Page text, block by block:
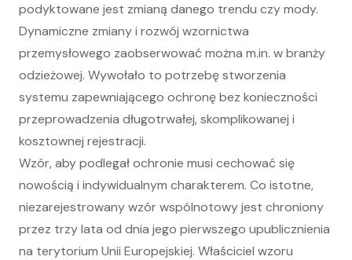
podyktowane jest zmianą danego trendu czy mody.
Dynamiczne zmiany i rozwój wzornictwa
przemysłowego zaobserwować można m.in. w branży
odzieżowej. Wywołało to potrzebę stworzenia
systemu zapewniającego ochronę bez konieczności
przeprowadzenia długotrwałej, skomplikowanej i
kosztownej rejestracji.
Wzór, aby podlegał ochronie musi cechować się
nowością i indywidualnym charakterem. Co istotne,
niezarejestrowany wzór wspólnotowy jest chroniony
przez trzy lata od dnia jego pierwszego upublicznienia
na terytorium Unii Europejskiej. Właściciel wzoru